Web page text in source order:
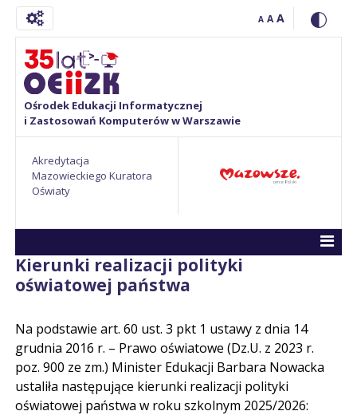
A A A
Ośrodek Edukacji Informatycznej
i Zastosowań Komputerów w Warszawie
Akredytacja
Mazowieckiego Kuratora
Oświaty
Kierunki realizacji polityki
oświatowej państwa
Na podstawie art. 60 ust. 3 pkt 1 ustawy z dnia 14
grudnia 2016 r. – Prawo oświatowe (Dz.U. z 2023 r.
poz. 900 ze zm.) Minister Edukacji Barbara Nowacka
ustaliła następujące kierunki realizacji polityki
oświatowej państwa w roku szkolnym 2025/2026: